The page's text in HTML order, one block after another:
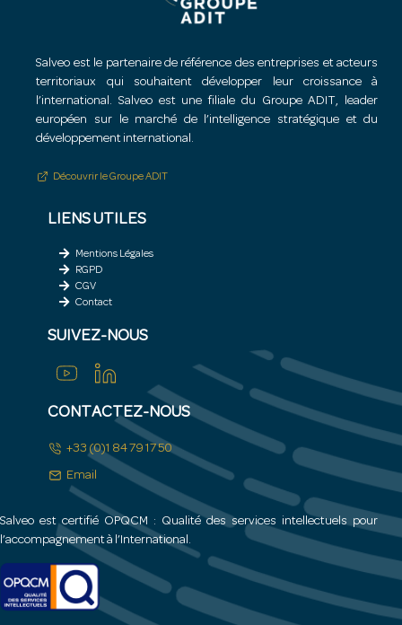
Salveo est le partenaire de référence des entreprises et acteurs
territoriaux qui souhaitent développer leur croissance à
l’international. Salveo est une filiale du Groupe ADIT, leader
européen sur le marché de l’intelligence stratégique et du
développement international.
Découvrir le Groupe ADIT
LIENS UTILES
Mentions Légales
RGPD
CGV
Contact
SUIVEZ-NOUS
CONTACTEZ-NOUS
+33 (0)1 84 79 17 50
Email
Salveo est certifié OPQCM : Qualité des services intellectuels pour
l’accompagnement à l’International.